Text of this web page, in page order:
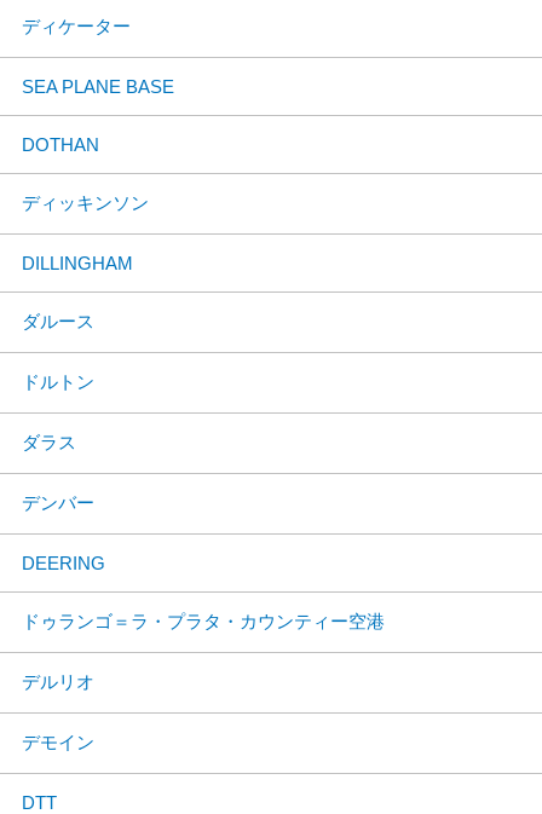
ディケーター
SEA PLANE BASE
DOTHAN
ディッキンソン
DILLINGHAM
ダルース
ドルトン
ダラス
デンバー
DEERING
ドゥランゴ＝ラ・プラタ・カウンティー空港
デルリオ
デモイン
DTT